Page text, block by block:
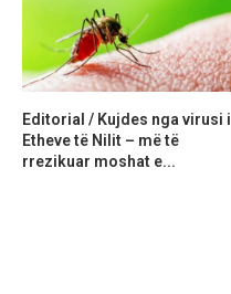
Editorial / Kujdes nga virusi i
Etheve të Nilit – më të
rrezikuar moshat e...